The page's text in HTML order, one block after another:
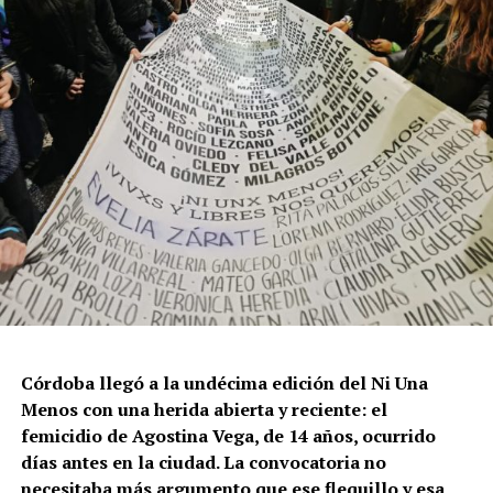
Córdoba llegó a la undécima edición del Ni Una
Menos con una herida abierta y reciente: el
femicidio de Agostina Vega, de 14 años, ocurrido
días antes en la ciudad. La convocatoria no